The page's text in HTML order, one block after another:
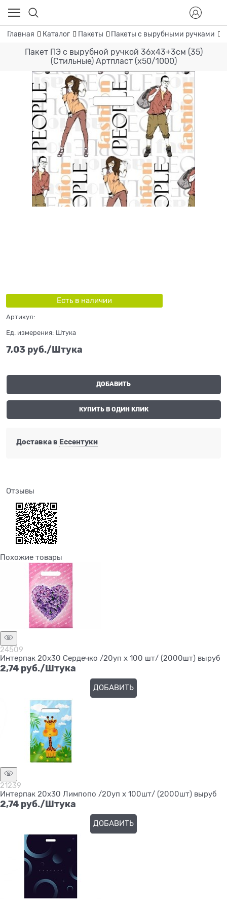
Главная Каталог Пакеты Пакеты с вырубными ручками
Пакет ПЭ с вырубной ручкой 36х43+3см (35)
(Стильные) Артпласт (х50/1000)
Есть в наличии
Артикул:
Ед. измерения: Штука
7,03 руб./Штука
ДОБАВИТЬ
КУПИТЬ В ОДИН КЛИК
Доставка в Ессентуки
Отзывы
Похожие товары
24509
Интерпак 20х30 Сердечко /20уп х 100 шт/ (2000шт) выруб
2,74 руб./Штука
ДОБАВИТЬ
21239
Интерпак 20х30 Лимпопо /20уп х 100шт/ (2000шт) выруб
2,74 руб./Штука
ДОБАВИТЬ